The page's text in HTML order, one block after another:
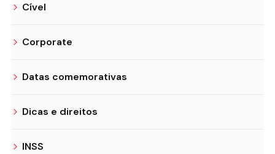
Cível
Corporate
Datas comemorativas
Dicas e direitos
INSS